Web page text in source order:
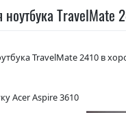
TravelMate
TravelMate 2410 в
Acer Aspire 3610